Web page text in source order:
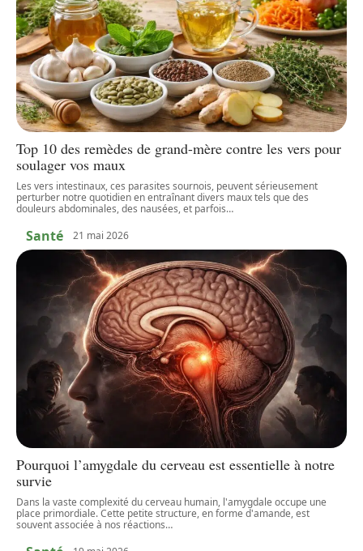
Top 10 des remèdes de grand-mère contre les vers pour
soulager vos maux
Les vers intestinaux, ces parasites sournois, peuvent sérieusement
perturber notre quotidien en entraînant divers maux tels que des
douleurs abdominales, des nausées, et parfois…
Santé 21 mai 2026
Pourquoi l’amygdale du cerveau est essentielle à notre
survie
Dans la vaste complexité du cerveau humain, l'amygdale occupe une
place primordiale. Cette petite structure, en forme d'amande, est
souvent associée à nos réactions…